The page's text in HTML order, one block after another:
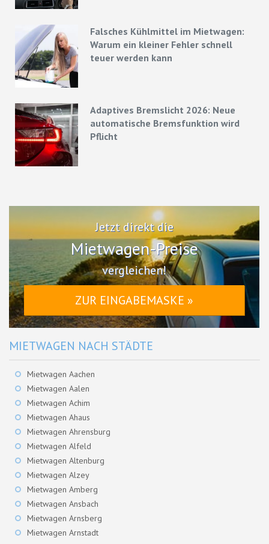
Falsches Kühlmittel im Mietwagen:
Warum ein kleiner Fehler schnell
teuer werden kann
Adaptives Bremslicht 2026: Neue
automatische Bremsfunktion wird
Pflicht
Jetzt direkt die
Mietwagen-Preise
vergleichen!
ZUR EINGABEMASKE »
MIETWAGEN NACH STÄDTE
Mietwagen Aachen
Mietwagen Aalen
Mietwagen Achim
Mietwagen Ahaus
Mietwagen Ahrensburg
Mietwagen Alfeld
Mietwagen Altenburg
Mietwagen Alzey
Mietwagen Amberg
Mietwagen Ansbach
Mietwagen Arnsberg
Mietwagen Arnstadt